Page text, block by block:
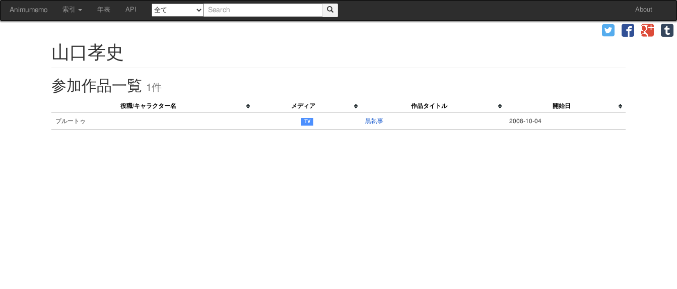
Animumemo 索引 年表 API About
山口孝史
参加作品一覧 1件
役職/キャラクター名 メディア 作品タイトル 開始日
プルートゥ 黒執事 2008-10-04